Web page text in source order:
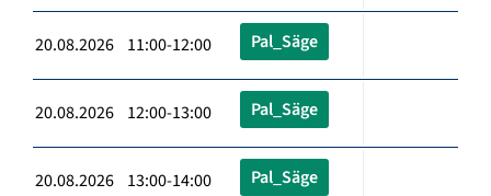
20.08.2026 11:00-12:00 Pal_Säge
20.08.2026 12:00-13:00 Pal_Säge
20.08.2026 13:00-14:00 Pal_Säge